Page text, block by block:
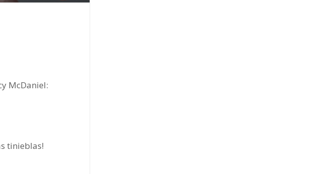
McDaniel:
tinieblas!